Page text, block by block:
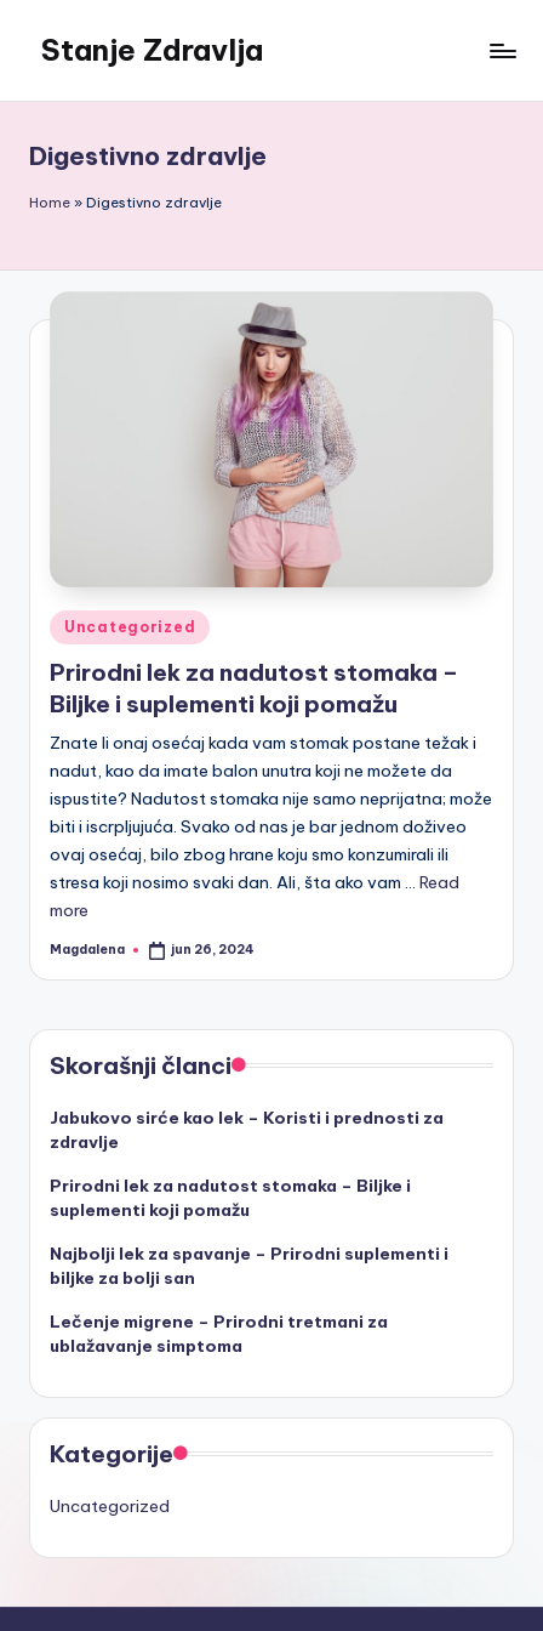
content
Stanje Zdravlja
Digestivno zdravlje
Home » Digestivno zdravlje
Posted
in
Uncategorized
Prirodni lek za nadutost stomaka –
Biljke i suplementi koji pomažu
Znate li onaj osećaj kada vam stomak postane težak i
nadut, kao da imate balon unutra koji ne možete da
ispustite? Nadutost stomaka nije samo neprijatna; može
biti i iscrpljujuća. Svako od nas je bar jednom doživeo
ovaj osećaj, bilo zbog hrane koju smo konzumirali ili
stresa koji nosimo svaki dan. Ali, šta ako vam ... Read
more
Posted
Magdalena jun 26, 2024
Skorašnji članci
Jabukovo sirće kao lek – Koristi i prednosti za
zdravlje
Prirodni lek za nadutost stomaka – Biljke i
suplementi koji pomažu
Najbolji lek za spavanje – Prirodni suplementi i
biljke za bolji san
Lečenje migrene – Prirodni tretmani za
ublažavanje simptoma
Kategorije
Uncategorized